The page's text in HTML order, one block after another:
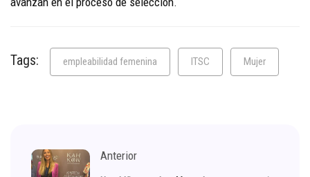
Tags: empleabilidad femenina ITSC Mujer
Anterior